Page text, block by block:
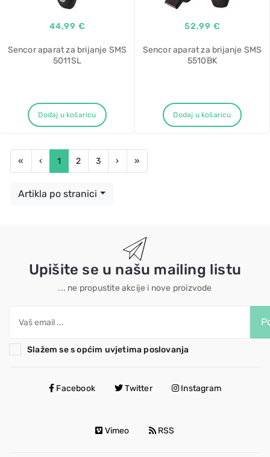
44,99 €
Sencor aparat za brijanje SMS
5011SL
Dodaj u košaricu
52,99 €
Sencor aparat za brijanje SMS
5510BK
Dodaj u košaricu
« First‹Previous
1 2 3 ›Next»Last
Artikla po stranici
Upišite se u našu mailing listu
... ne propustite akcije i nove proizvode
Slažem se s općim uvjetima poslovanja
Facebook Twitter Instagram
Vimeo RSS